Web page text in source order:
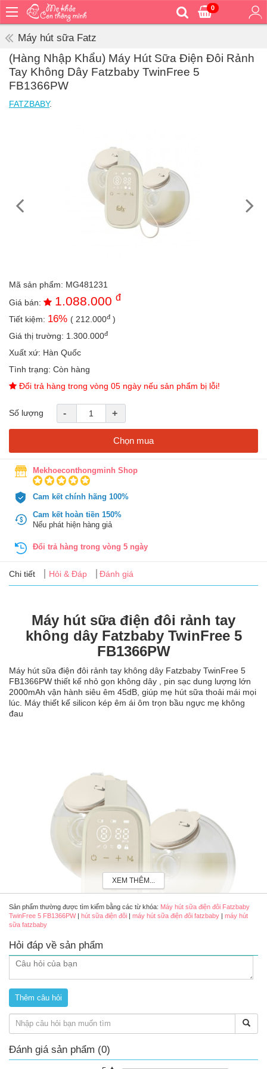
0
Bé
ăn
Bé
sinh
Bé
toàn
Bé
tắm
Bé
chơi
học
Dành
mẹ
bố
Đồ
trong
tức
Máy hút sữa Fatz
(Hàng Nhập Khẩu) Máy Hút Sữa Điện Đôi Rảnh
Tay Không Dây Fatzbaby TwinFree 5
FB1366PW
FATZBABY.
Mã sản phẩm: MG481231
Giá bán:
1.088.000 đ
Tiết kiệm: 16% ( 212.000đ )
Giá thị trường: 1.300.000đ
Xuất xứ: Hàn Quốc
Tình trạng: Còn hàng
Đổi trả hàng trong vòng 05 ngày nếu sản phẩm bị lỗi!
Số lượng - +
Chọn mua
Mekhoeconthongminh Shop
Cam kết chính hãng 100%
Cam kết hoàn tiền 150%
Nếu phát hiện hàng giả
Đổi trả hàng trong vòng 5 ngày
Chi tiết Hỏi & Đáp Đánh giá
Máy hút sữa điện đôi rảnh tay
không dây Fatzbaby TwinFree 5
FB1366PW
Máy hút sữa điện đôi rảnh tay không dây Fatzbaby TwinFree 5
FB1366PW thiết kế nhỏ gọn không dây , pin sạc dung lượng lớn
2000mAh vận hành siêu êm 45dB, giúp mẹ hút sữa thoải mái mọi
lúc. Máy thiết kế silicon kép êm ái ôm trọn bầu ngực mẹ không
đau
Đặc điểm, tính năng máy hút sữa Fatzbaby
TwinFree 5 FB1366PW
Khả năng hút rảnh tay, không cần giữ bình khi hút, cho mẹ
thêm tự do để nghỉ ngơi hoặc làm việc khác.
XEM THÊM...
Sản phẩm thường được tìm kiếm bằng các từ khóa: Máy hút sữa điện đôi Fatzbaby
TwinFree 5 FB1366PW | hút sữa điện đôi | máy hút sữa điện đôi fatzbaby | máy hút
sữa fatzbaby
Hỏi đáp về sản phẩm
Đánh giá sản phẩm (0)